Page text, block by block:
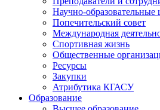
Научно-образовательные
Попечительский совет
Международная
Спортивная жизнь
Общественные
Ресурсы
Закупки
Атрибутика КГАСУ
Образование